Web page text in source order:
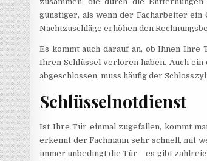
günstiger, als wenn der Facharbeiter
Nachtzuschläge erhöhen den
Es kommt auch darauf an, ob Ihnen
Ihren Schlüssel verloren haben. Auch
abgeschlossen, muss häufig der
Schlüsselnotdienst
Ist Ihre Tür einmal zugefallen, kommt
erkennt der Fachmann sehr schnell, mit
immer unbedingt die Tür – es gibt